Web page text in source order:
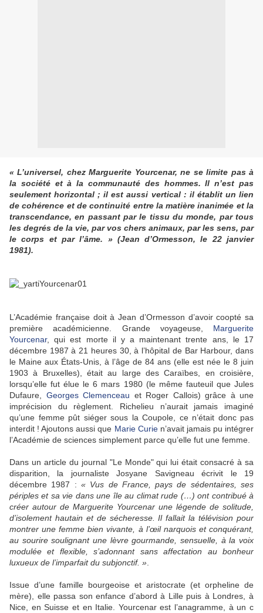
« L’universel, chez Marguerite Yourcenar, ne se limite pas à
la société et à la communauté des hommes. Il n’est pas
seulement horizontal ; il est aussi vertical : il établit un lien
de cohérence et de continuité entre la matière inanimée et la
transcendance, en passant par le tissu du monde, par tous
les degrés de la vie, par vos chers animaux, par les sens, par
le corps et par l’âme. » (Jean d’Ormesson, le 22 janvier
1981).
L’Académie française doit à Jean d’Ormesson d’avoir coopté sa
première académicienne. Grande voyageuse, Marguerite
Yourcenar, qui est morte il y a maintenant trente ans, le 17
décembre 1987 à 21 heures 30, à l’hôpital de Bar Harbour, dans
le Maine aux États-Unis, à l’âge de 84 ans (elle est née le 8 juin
1903 à Bruxelles), était au large des Caraïbes, en croisière,
lorsqu’elle fut élue le 6 mars 1980 (le même fauteuil que Jules
Dufaure, Georges Clemenceau et Roger Callois) grâce à une
imprécision du règlement. Richelieu n’aurait jamais imaginé
qu’une femme pût siéger sous la Coupole, ce n’était donc pas
interdit ! Ajoutons aussi que Marie Curien’avait jamais pu intégrer
l’Académie de sciences simplement parce qu’elle fut une femme.
Dans un article du journal "Le Monde" qui lui était consacré à sa
disparition, la journaliste Josyane Savigneau écrivit le 19
décembre 1987 : « Vus de France, pays de sédentaires, ses
périples et sa vie dans une île au climat rude (…) ont contribué à
créer autour de Marguerite Yourcenar une légende de solitude,
d’isolement hautain et de sécheresse. Il fallait la télévision pour
montrer une femme bien vivante, à l’œil narquois et conquérant,
au sourire soulignant une lèvre gourmande, sensuelle, à la voix
modulée et flexible, s’adonnant sans affectation au bonheur
luxueux de l’imparfait du subjonctif. »
Issue d’une famille bourgeoise et aristocrate (et orpheline de
mère), elle passa son enfance d’abord à Lille puis à Londres, à
Nice, en Suisse et en Italie. Yourcenar est l’anagramme, à un c